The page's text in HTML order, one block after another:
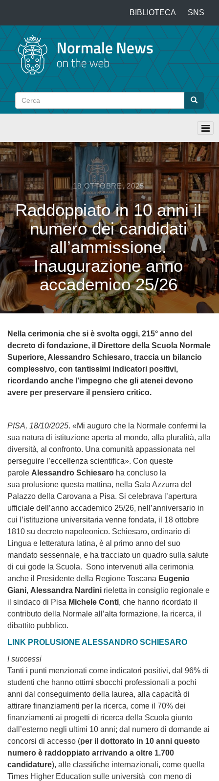
contenuto
principale
Top
menu
BIBLIOTECA SNS
Cerca
18 OTTOBRE, 2025
Raddoppiato in 10 anni il
numero dei candidati
all’ammissione.
Inaugurazione anno
accademico 25/26
Nella cerimonia che si è svolta oggi, 215° anno del
decreto di fondazione, il Direttore della Scuola Normale
Superiore, Alessandro Schiesaro, traccia un bilancio
complessivo, con tantissimi indicatori positivi,
ricordando anche l’impegno che gli atenei devono
avere per preservare il pensiero critico.
PISA, 18/10/2025. «Mi auguro che la Normale confermi la
sua natura di istituzione aperta al mondo, alla pluralità, alla
diversità, al confronto. Una comunità appassionata nel
perseguire l’eccellenza scientifica». Con queste
parole Alessandro Schiesaro ha concluso la
sua prolusione questa mattina, nella Sala Azzurra del
Palazzo della Carovana a Pisa. Si celebrava l’apertura
ufficiale dell’anno accademico 25/26, nell’anniversario in
cui l’istituzione universitaria venne fondata, il 18 ottobre
1810 su decreto napoleonico. Schiesaro, ordinario di
Lingua e letteratura latina, è al primo anno del suo
mandato sessennale, e ha tracciato un quadro sulla salute
di cui gode la Scuola. Sono intervenuti alla cerimonia
anche il Presidente della Regione Toscana Eugenio
Giani, Alessandra Nardini rieletta in consiglio regionale e
il sindaco di Pisa Michele Conti, che hanno ricordato il
contributo della Normale all’alta formazione, la ricerca, il
dibattito pubblico.
LINK PROLUSIONE ALESSANDRO SCHIESARO
I successi
Tanti i punti menzionati come indicatori positivi, dal 96% di
studenti che hanno ottimi sbocchi professionali a pochi
anni dal conseguimento della laurea, alla capacità di
attirare finanziamenti per la ricerca, come il 70% dei
finanziamenti ai progetti di ricerca della Scuola giunto
dall’esterno negli ultimi 10 anni; dal numero di domande ai
concorsi di accesso (per il dottorato in 10 anni questo
numero è raddoppiato arrivando a oltre 1.700
candidature), alle classifiche internazionali, come quella
Times Higher Education sulle università con meno di